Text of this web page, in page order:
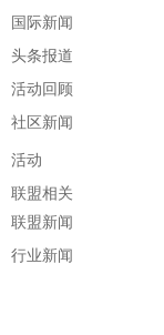
国际新闻
头条报道
活动回顾
社区新闻
活动
联盟相关
联盟新闻
行业新闻